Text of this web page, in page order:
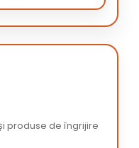
produse de îngrijire